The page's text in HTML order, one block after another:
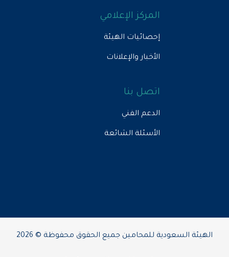
المركز الإعلامي
إحصائيات الهيئة
الأخبار والإعلانات
اتصل بنا
الدعم الفني
الأسئلة الشائعة
الهيئة السعودية للمحامين جميع الحقوق محفوظة © 2026